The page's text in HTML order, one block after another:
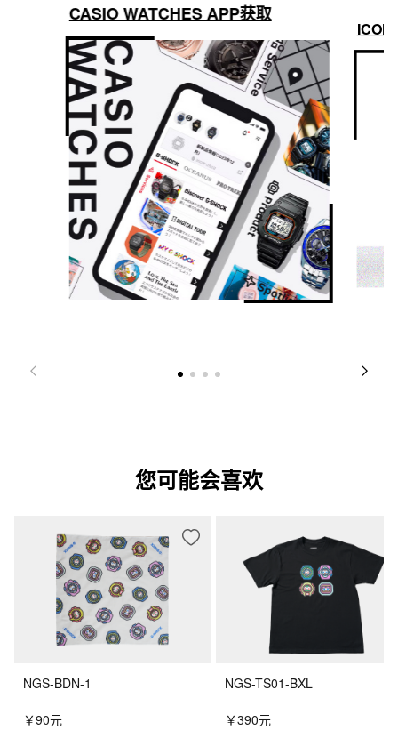
CASIO WATCHES APP获取
您可能会喜欢
NGS-BDN-1
￥90元
NGS-TS01-BXL
￥390元